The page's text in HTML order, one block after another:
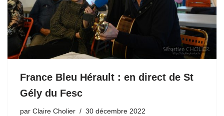
France Bleu Hérault : en direct de St
Gély du Fesc
par Claire Cholier 30 décembre 2022